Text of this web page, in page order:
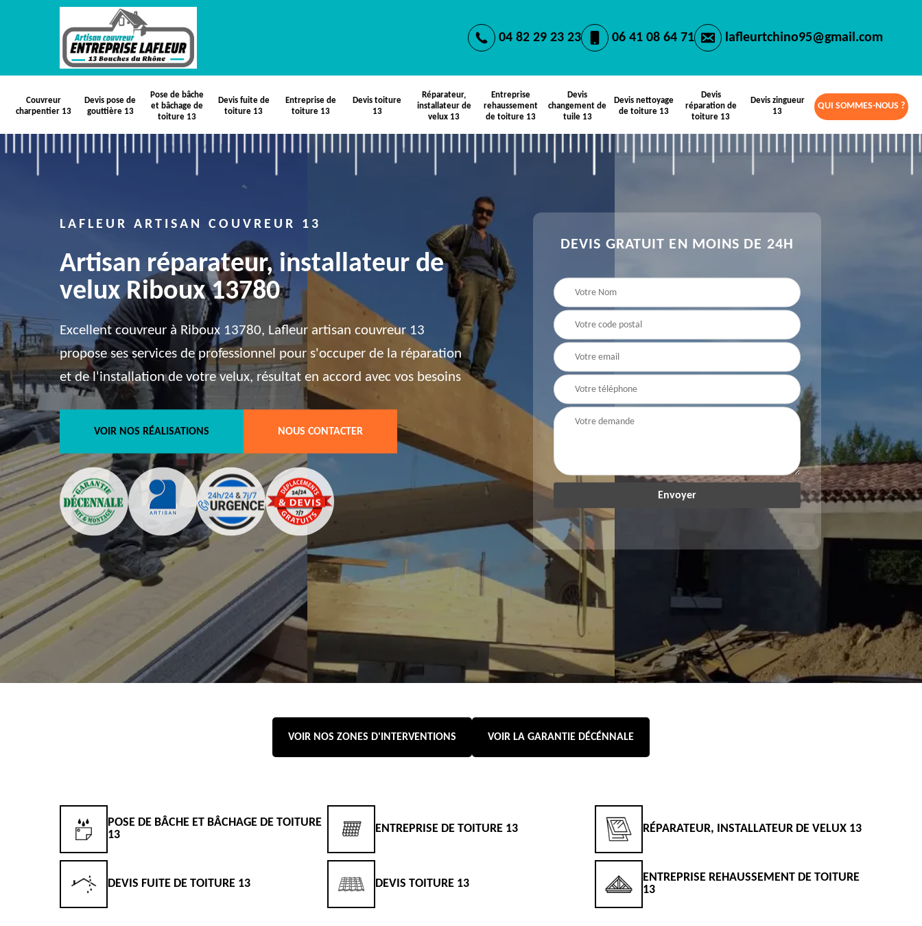
04 82 29 23 23 06 41 08 64 71 lafleurtchino95@gmail.com
Couvreur
charpentier 13
Devis pose de
gouttière 13
Pose de bâche
et bâchage de
toiture 13
Devis fuite de
toiture 13
Entreprise de
toiture 13
Devis toiture
13
Réparateur,
installateur de
velux 13
Entreprise
rehaussement
de toiture 13
Devis
changement de
tuile 13
Devis nettoyage
de toiture 13
Devis
réparation de
toiture 13
Devis zingueur
13
QUI SOMMES-NOUS ?
LAFLEUR ARTISAN COUVREUR 13
Artisan réparateur, installateur de
velux Riboux 13780
Excellent couvreur à Riboux 13780, Lafleur artisan couvreur 13
propose ses services de professionnel pour s'occuper de la réparation
et de l'installation de votre velux, résultat en accord avec vos besoins
VOIR NOS RÉALISATIONS NOUS CONTACTER
DEVIS GRATUIT EN MOINS DE 24H
VOIR NOS ZONES D'INTERVENTIONS VOIR LA GARANTIE DÉCÉNNALE
POSE DE BÂCHE ET BÂCHAGE DE TOITURE
13
DEVIS FUITE DE TOITURE 13
ENTREPRISE DE TOITURE 13
DEVIS TOITURE 13
RÉPARATEUR, INSTALLATEUR DE VELUX 13
ENTREPRISE REHAUSSEMENT DE TOITURE
13